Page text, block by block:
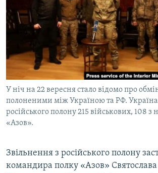
СПЕЦПРОЄКТИ
КРИМ РЕАЛІЇ
РУС
УКР
КТАТ
У ніч на 22 вересня стало відомо про
полоненими між Україною та РФ. Україна
російського полону 215 військових, 108 з
«Азов».
Звільнення з російського полону
командира полку «Азов»